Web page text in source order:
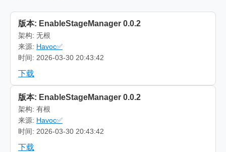
版本: EnableStageManager 0.0.2
架构: 无根
来源: Havoc✅
时间: 2026-03-30 20:43:42
下载
版本: EnableStageManager 0.0.2
架构: 有根
来源: Havoc✅
时间: 2026-03-30 20:43:42
下载